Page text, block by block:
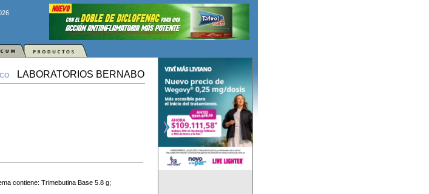
LABORATORIOS BERNABO
contiene: Trimebutina Base 5.8 g;